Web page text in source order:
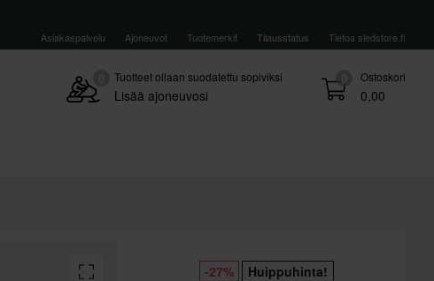
Asiakaspalvelu Ajoneuvot Tuotemerkit Tilausstatus Tietoa sledstore.fi
0 Ostoskori
0,00
Tuotteet ollaan suodatettu sopiviksi
Lisää ajoneuvosi
-27% Huippuhinta!